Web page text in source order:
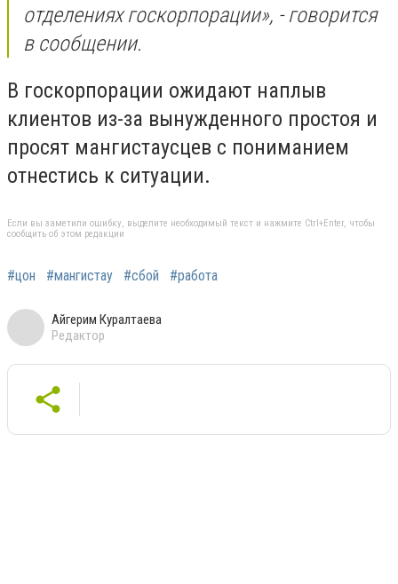
отделениях госкорпорации», - говорится
в сообщении.
В госкорпорации ожидают наплыв
клиентов из-за вынужденного простоя и
просят мангистаусцев с пониманием
отнестись к ситуации.
Если вы заметили ошибку, выделите необходимый текст и нажмите Ctrl+Enter, чтобы
сообщить об этом редакции
#цон #мангистау #сбой #работа
Айгерим Куралтаева
Редактор